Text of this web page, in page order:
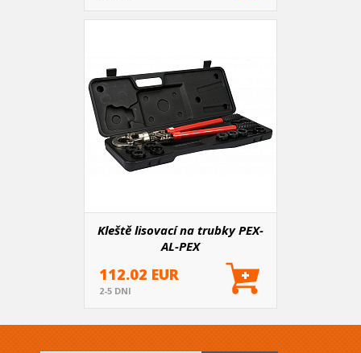
Kleště lisovací na trubky PEX-
AL-PEX
112.02 EUR
2-5 DNI